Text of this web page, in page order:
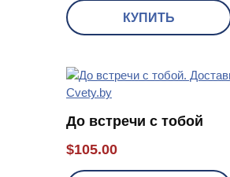
КУПИТЬ
До встречи с тобой
$105.00